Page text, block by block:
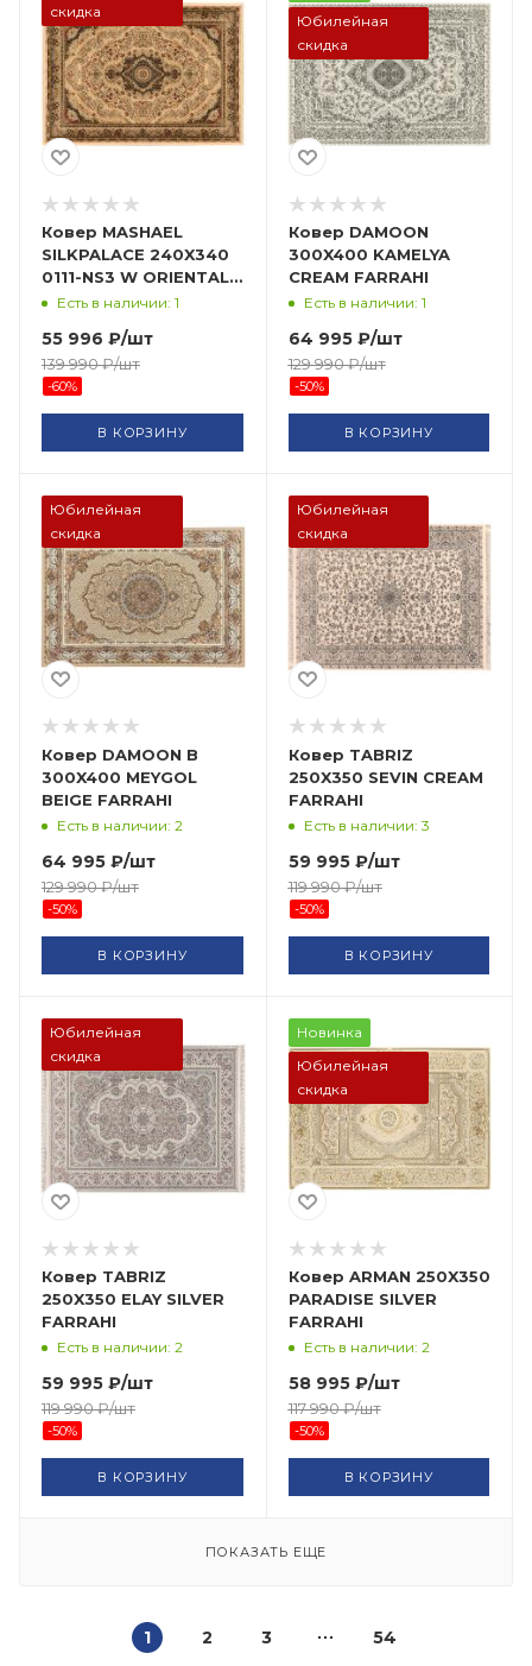
скидка
Ковер MASHAEL
SILKPALACE 240X340
0111-NS3 W ORIENTAL
WEAVERS
Есть в наличии: 1
55 996 ₽/шт
139 990₽/шт
-60%
В КОРЗИНУ
Юбилейная
скидка
Ковер DAMOON
300X400 KAMELYA
CREAM FARRAHI
Есть в наличии: 1
64 995₽/шт
129 990₽/шт
-50%
В КОРЗИНУ
Юбилейная
скидка
Ковер DAMOON B
300X400 MEYGOL
BEIGE FARRAHI
Есть в наличии: 2
64 995 ₽/шт
129 990₽/шт
-50%
В КОРЗИНУ
Юбилейная
скидка
Ковер TABRIZ
250X350 SEVIN CREAM
FARRAHI
Есть в наличии: 3
59 995₽/шт
119 990₽/шт
-50%
В КОРЗИНУ
Юбилейная
скидка
Ковер TABRIZ
250X350 ELAY SILVER
FARRAHI
Есть в наличии: 2
59 995 ₽/шт
119 990₽/шт
-50%
В КОРЗИНУ
Новинка
Юбилейная
скидка
Ковер ARMAN 250X350
PARADISE SILVER
FARRAHI
Есть в наличии: 2
58 995₽/шт
117 990₽/шт
-50%
В КОРЗИНУ
ПОКАЗАТЬ ЕЩЕ
1 2 3 54